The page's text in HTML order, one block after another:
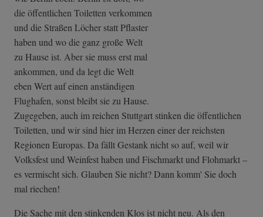
die öffentlichen Toiletten verkommen
und die Straßen Löcher statt Pflaster
haben und wo die ganz große Welt
zu Hause ist. Aber sie muss erst mal
ankommen, und da legt die Welt
eben Wert auf einen anständigen
Flughafen, sonst bleibt sie zu Hause.
Zugegeben, auch im reichen Stuttgart stinken die öffentlichen
Toiletten, und wir sind hier im Herzen einer der reichsten
Regionen Europas. Da fällt Gestank nicht so auf, weil wir
Volksfest und Weinfest haben und Fischmarkt und Flohmarkt –
es vermischt sich. Glauben Sie nicht? Dann komm' Sie doch
mal riechen!
Die Sache mit den stinkenden Klos ist nicht neu. Als den